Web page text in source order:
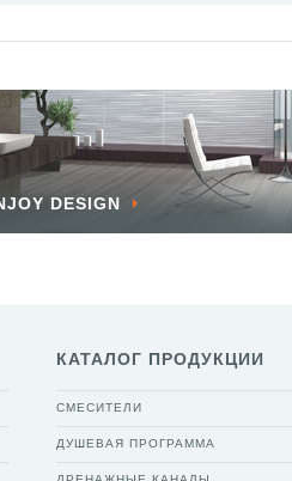
DESIGN
КАТАЛОГ ПРОДУКЦИИ
СМЕСИТЕЛИ
ДУШЕВАЯ ПРОГРАММА